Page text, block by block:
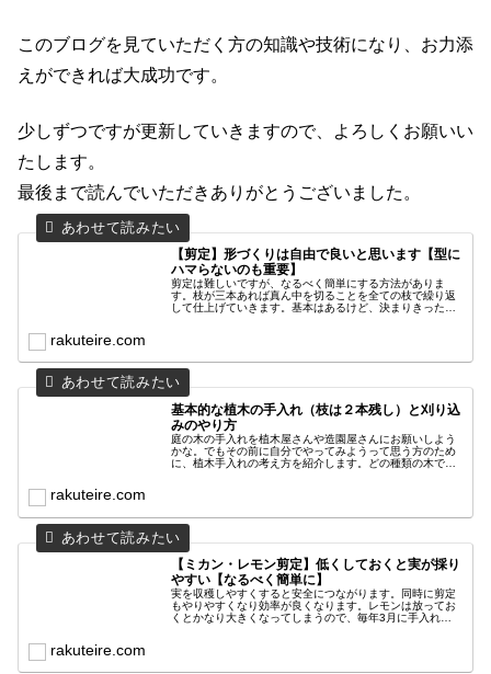
このブログを見ていただく方の知識や技術になり、お力添
えができれば大成功です。
少しずつですが更新していきますので、よろしくお願いい
たします。
最後まで読んでいただきありがとうございました。
【剪定】形づくりは自由で良いと思います【型に
ハマらないのも重要】
剪定は難しいですが、なるべく簡単にする方法がありま
す。枝が三本あれば真ん中を切ることを全ての枝で繰り返
して仕上げていきます。基本はあるけど、決まりきった形
rakuteire.com
基本的な植木の手入れ（枝は２本残し）と刈り込
みのやり方
庭の木の手入れを植木屋さんや造園屋さんにお願いしよう
かな。でもその前に自分でやってみようって思う方のため
に、植木手入れの考え方を紹介します。どの種類の木でも
rakuteire.com
【ミカン・レモン剪定】低くしておくと実が採り
やすい【なるべく簡単に】
実を収穫しやすくすると安全につながります。同時に剪定
もやりやすくなり効率が良くなります。レモンは放ってお
くとかなり大きくなってしまうので、毎年3月に手入れを
rakuteire.com